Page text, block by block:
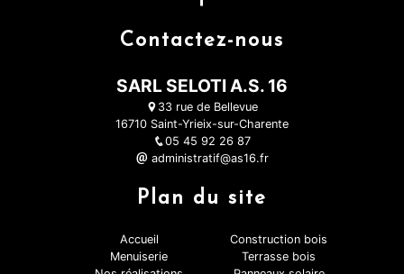
Contactez-nous
SARL SELOTI A.S. 16
33 rue de Bellevue
16710 Saint-Yrieix-sur-Charente
05 45 92 26 87
administratif@as16.fr
Plan du site
Accueil
Menuiserie
Construction bois
Terrasse bois